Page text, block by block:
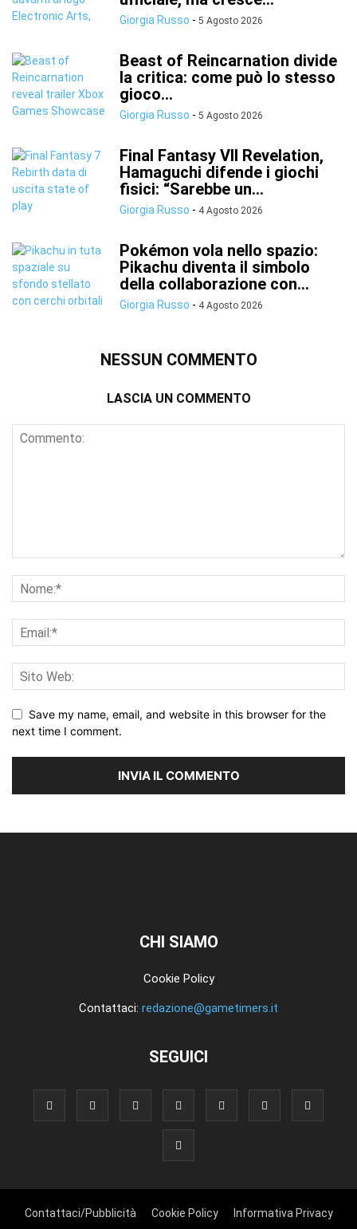
Giorgia Russo - 5 Agosto 2026
Beast of Reincarnation divide
la critica: come può lo stesso
gioco...
Giorgia Russo - 5 Agosto 2026
Final Fantasy VII Revelation,
Hamaguchi difende i giochi
fisici: “Sarebbe un...
Giorgia Russo - 4 Agosto 2026
Pokémon vola nello spazio:
Pikachu diventa il simbolo
della collaborazione con...
Giorgia Russo - 4 Agosto 2026
NESSUN COMMENTO
LASCIA UN COMMENTO
Save my name, email, and website in this browser for the
next time I comment.
CHI SIAMO
Cookie Policy
Contattaci: redazione@gametimers.it
SEGUICI
Contattaci/Pubblicità Cookie Policy Informativa Privacy